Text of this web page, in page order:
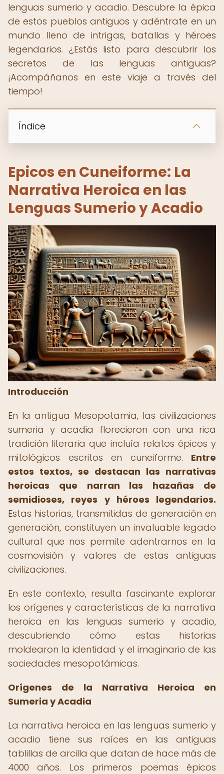
lenguas sumerio y acadio. Descubre la épica
de estos pueblos antiguos y adéntrate en un
mundo lleno de intrigas, batallas y héroes
legendarios. ¿Estás listo para descubrir los
secretos de las lenguas antiguas?
¡Acompáñanos en este viaje a través del
tiempo!
Índice
Epicos en Cuneiforme: La
Narrativa Heroica en las
Lenguas Sumerio y Acadio
Introducción
En la antigua Mesopotamia, las civilizaciones
sumeria y acadia florecieron con una rica
tradición literaria que incluía relatos épicos y
mitológicos escritos en cuneiforme. Entre
estos textos, se destacan las narrativas
heroicas que narran las hazañas de
semidioses, reyes y héroes legendarios.
Estas historias, transmitidas de generación en
generación, constituyen un invaluable legado
cultural que nos permite adentrarnos en la
cosmovisión y valores de estas antiguas
civilizaciones.
En este contexto, resulta fascinante explorar
los orígenes y características de la narrativa
heroica en las lenguas sumerio y acadio,
descubriendo cómo estas historias
moldearon la identidad y el imaginario de las
sociedades mesopotámicas.
Orígenes de la Narrativa Heroica en
Sumeria y Acadia
La narrativa heroica en las lenguas sumerio y
acadio tiene sus raíces en las antiguas
tablillas de arcilla que datan de hace más de
4000 años. Los primeros poemas épicos